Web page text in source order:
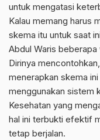
untuk mengatasi
Kalau memang harus
skema itu untuk saat
Abdul Waris beberapa
Dirinya
menerapkan skema
menggunakan sistem
Kesehatan yang
hal ini terbukti efektif
tetap berjalan.